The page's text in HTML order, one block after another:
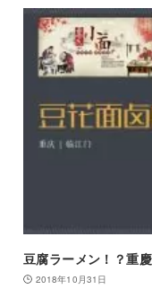
豆腐ラーメン！？重
2018年10月31日